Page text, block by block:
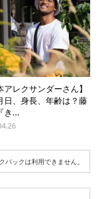
アレクサンダーさん】
日、身長、年齢は？藤
き...
バックは利用できません。